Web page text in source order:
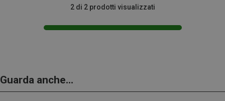
2 di 2 prodotti visualizzati
Guarda anche...